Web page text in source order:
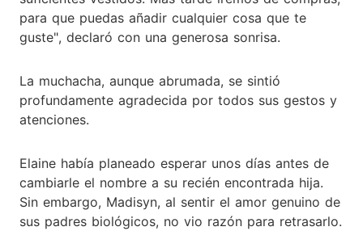
para que puedas añadir cualquier cosa que te
guste", declaró con una generosa sonrisa.
La muchacha, aunque abrumada, se sintió
profundamente agradecida por todos sus gestos y
atenciones.
Elaine había planeado esperar unos días antes de
cambiarle el nombre a su recién encontrada hija.
Sin embargo, Madisyn, al sentir el amor genuino de
sus padres biológicos, no vio razón para retrasarlo.